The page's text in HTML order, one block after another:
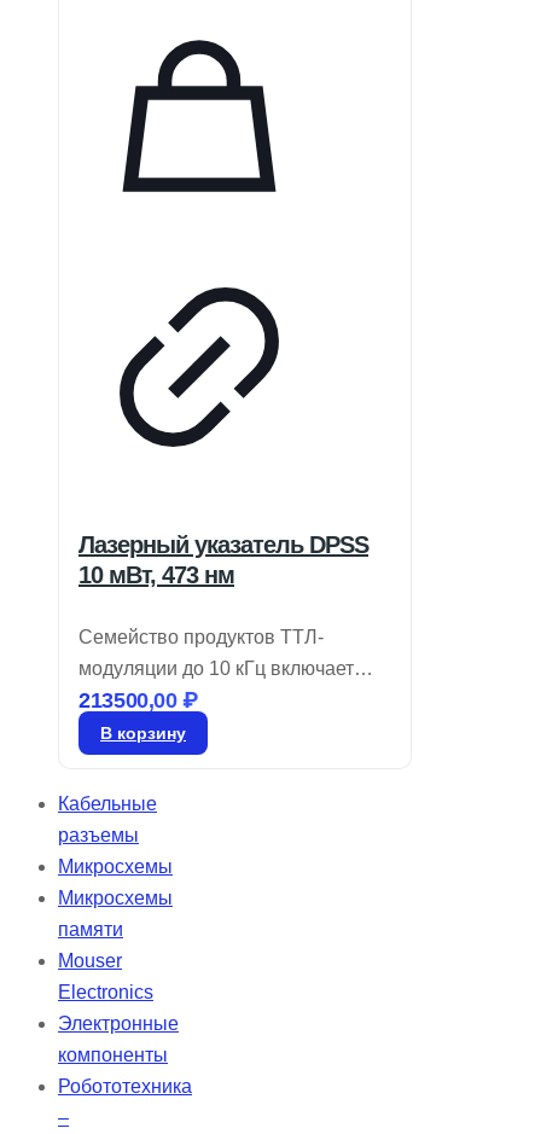
Лазерный указатель DPSS
10 мВт, 473 нм
Семейство продуктов ТТЛ-
модуляции до 10 кГц включает
лазеры DPSS, работающие в
поперечном режиме TEM00 и
зеленых, желтых и ИК диапазонах.
высокую чистоту мод и низкую
больших расстояниях.
213500,00₽
В корзину
Кабельные
разъемы
Микросхемы
Микросхемы
памяти
Mouser
Electronics
Электронные
компоненты
Робототехника
–